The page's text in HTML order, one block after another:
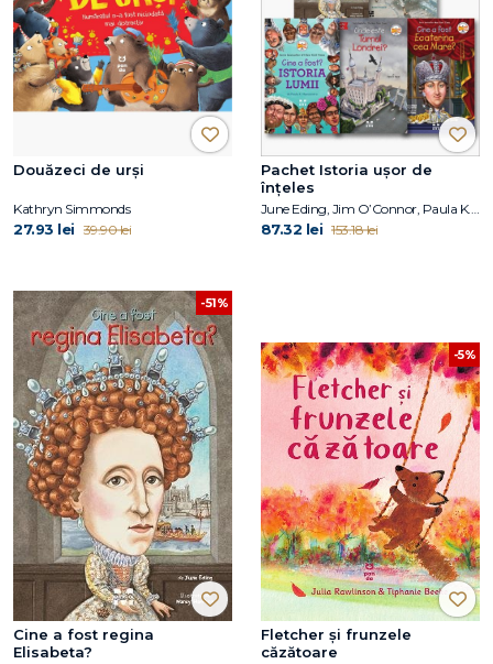
Douăzeci de urși
Kathryn Simmonds
27.93 lei 39.90 lei
Pachet Istoria ușor de
înțeles
June Eding, Jim O’Connor, Paula K. Manzanero, Janet B. Pascal, Pam Pollack, Meg Belviso
87.32 lei 153.18 lei
-51%
Cine a fost regina
Elisabeta?
-5%
Fletcher și frunzele
căzătoare